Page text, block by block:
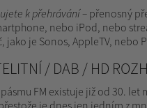
k přehrávání – přenosný
nebo iPod, nebo
jako je Sonos, AppleTV, nebo
/ DAB / HD
FM existuje již od 30. let
je dnes jen jedním z